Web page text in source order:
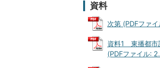
資料
次第 (PDFファ
資料1 東播都市
(PDFファイル: